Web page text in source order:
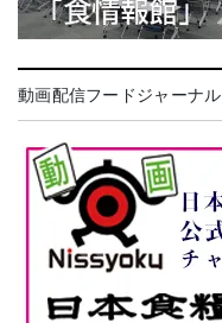
動画配信フードジャーナル